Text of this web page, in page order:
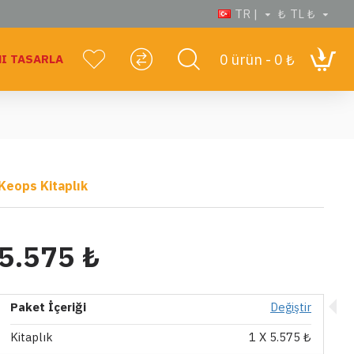
TR | ₺ TL ₺
TASARLA 0 ürün - 0 ₺
Kitaplık
5.575 ₺
Paket İçeriği
Değiştir
Kitaplık
1 X 5.575 ₺